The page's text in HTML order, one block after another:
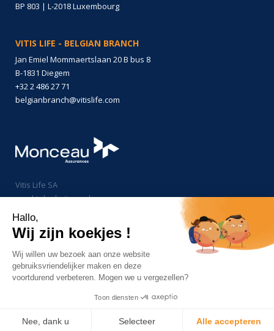
BP 803 | L-2018 Luxembourg
VITIS LIFE - BELGIAN BRANCH
Jan Emiel Mommaertslaan 20 B bus 8
B-1831 Diegem
+32 2 486 27 71
belgianbranch@vitislife.com
Vitis Life SA
maakt deel uit van de groep
Monceau Assurances
Wettelijke vermeldingen en regelgevende informatie
Cookies
PRIIPs/KID/SFDR
Hallo,
Wij zijn koekjes !
Wij willen uw bezoek aan onze website
gebruiksvriendelijker maken en deze
voortdurend verbeteren. Mogen we u vergezellen?
Toon diensten
Nee, dank u Selecteer Alle accepteren